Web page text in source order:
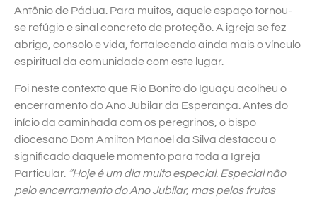
Antônio de Pádua. Para muitos, aquele espaço tornou-
se refúgio e sinal concreto de proteção. A igreja se fez
abrigo, consolo e vida, fortalecendo ainda mais o vínculo
espiritual da comunidade com este lugar.
Foi neste contexto que Rio Bonito do Iguaçu acolheu o
encerramento do Ano Jubilar da Esperança. Antes do
início da caminhada com os peregrinos, o bispo
diocesano Dom Amilton Manoel da Silva destacou o
significado daquele momento para toda a Igreja
Particular. “Hoje é um dia muito especial. Especial não
pelo encerramento do Ano Jubilar, mas pelos frutos